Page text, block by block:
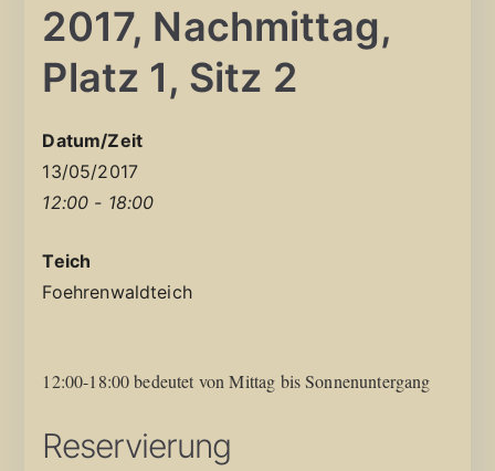
2017, Nachmittag,
Platz 1, Sitz 2
Datum/Zeit
13/05/2017
12:00 - 18:00
Teich
Foehrenwaldteich
12:00-18:00 bedeutet von Mittag bis Sonnenuntergang
Reservierung